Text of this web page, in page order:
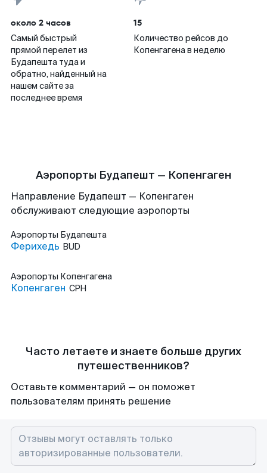
около 2 часов
Самый быстрый
прямой перелет из
Будапешта туда и
обратно, найденный на
нашем сайте за
последнее время
15
Количество рейсов до
Копенгагена в неделю
Аэропорты Будапешт — Копенгаген
Направление Будапешт — Копенгаген
обслуживают следующие аэропорты
Аэропорты Будапешта
Ферихедь BUD
Аэропорты Копенгагена
Копенгаген CPH
Часто летаете и знаете больше других
путешественников?
Оставьте комментарий — он поможет
пользователям принять решение